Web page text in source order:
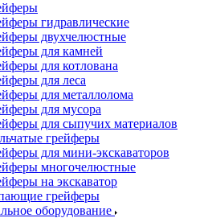
гидравлические
двухчелюстные
для камней
для котлована
для леса
для металлолома
для мусора
для сыпучих материалов
грейферы
для мини-экскаваторов
многочелюстные
на экскаватор
грейферы
оборудование